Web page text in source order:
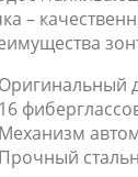
–
Оригинальный
16
Механизм
Прочный